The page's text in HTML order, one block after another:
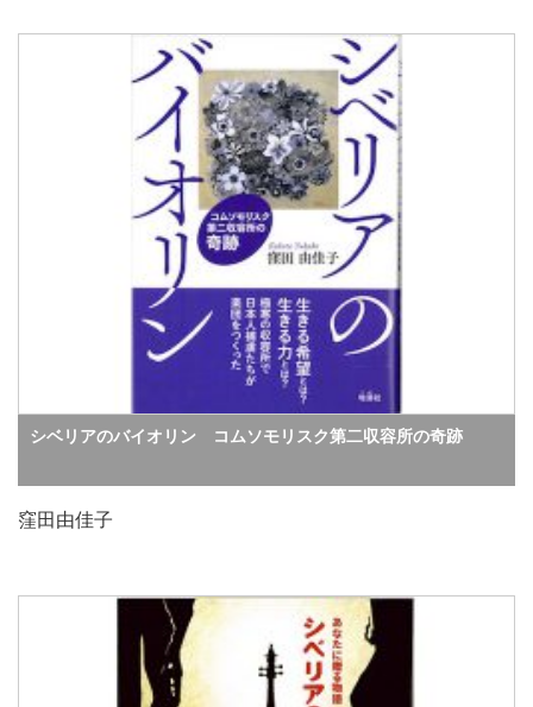
シベリアのバイオリン コムソモリスク第二収容所の奇跡
窪田由佳子